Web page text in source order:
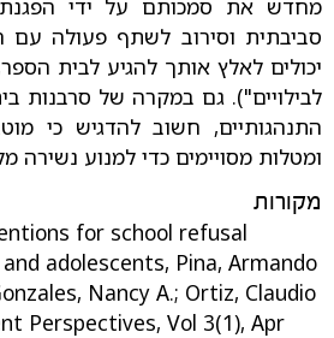
סביבתית וסירוב לשתף פעולה עם
יכולים לאלץ אותך להגיע לבית
לבילויים"). גם במקרה של סרבנות
התנהגותיים, חשוב להדגיש כי
ומטלות מסויימים כדי למנוע נשירה
מקורות
for school refusal
adolescents, Pina, Armando
Nancy A.; Ortiz, Claudio
Perspectives, Vol 3(1), Apr